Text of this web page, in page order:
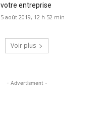
votre entreprise
5 août 2019, 12 h 52 min
Voir plus
- Advertisment -